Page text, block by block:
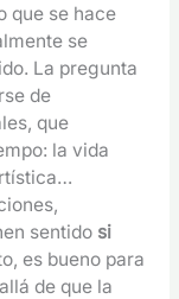
que se hace
se
La pregunta
de
que
la vida
sentido si
es bueno para
de que la